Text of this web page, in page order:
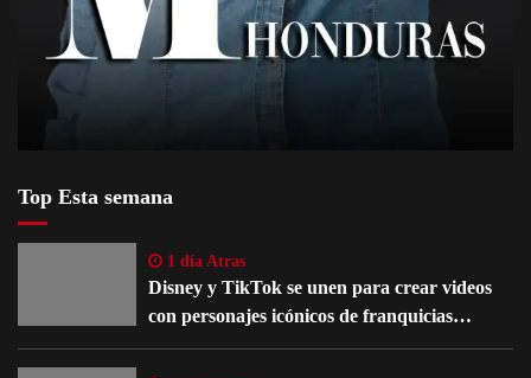
Top Esta semana
1 día Atras
Disney y TikTok se unen para crear videos
con personajes icónicos de franquicias
famosas